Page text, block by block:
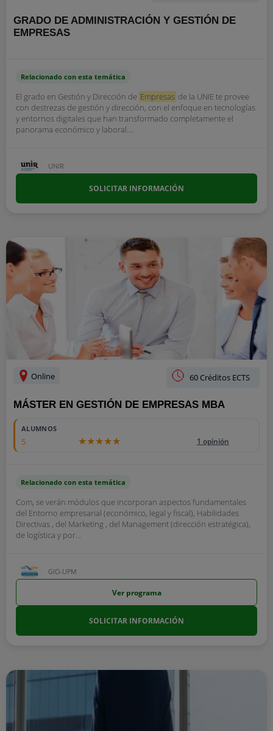
GRADO DE ADMINISTRACIÓN Y GESTIÓN DE
EMPRESAS
Relacionado con esta temática
El grado en Gestión y Dirección de Empresas de la UNIE te provee
con destrezas de gestión y dirección, con el enfoque en tecnologías
y entornos digitales que han transformado completamente el
panorama económico y laboral....
UNIR
SOLICITAR INFORMACIÓN
Online 60 Créditos ECTS
MÁSTER EN GESTIÓN DE EMPRESAS MBA
ALUMNOS
5 1 opinión
Relacionado con esta temática
Com, se verán módulos que incorporan aspectos fundamentales
del Entorno empresarial (económico, legal y fiscal), Habilidades
Directivas , del Marketing , del Management (dirección estratégica),
de logística y por...
GIO-UPM
Ver programa
SOLICITAR INFORMACIÓN